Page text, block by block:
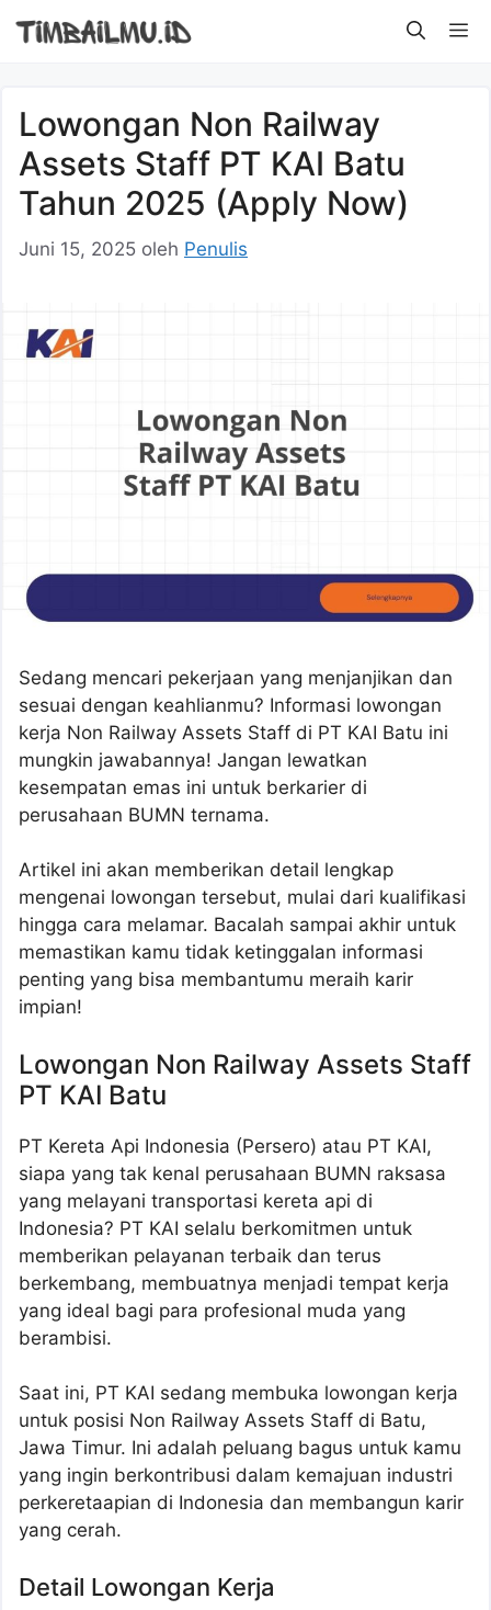
Lowongan Non Railway
Assets Staff PT KAI Batu
Tahun 2025 (Apply Now)
Juni 15, 2025 oleh Penulis
Sedang mencari pekerjaan yang menjanjikan dan
sesuai dengan keahlianmu? Informasi lowongan
kerja Non Railway Assets Staff di PT KAI Batu ini
mungkin jawabannya! Jangan lewatkan
kesempatan emas ini untuk berkarier di
perusahaan BUMN ternama.
Artikel ini akan memberikan detail lengkap
mengenai lowongan tersebut, mulai dari kualifikasi
hingga cara melamar. Bacalah sampai akhir untuk
memastikan kamu tidak ketinggalan informasi
penting yang bisa membantumu meraih karir
impian!
Lowongan Non Railway Assets Staff
PT KAI Batu
PT Kereta Api Indonesia (Persero) atau PT KAI,
siapa yang tak kenal perusahaan BUMN raksasa
yang melayani transportasi kereta api di
Indonesia? PT KAI selalu berkomitmen untuk
memberikan pelayanan terbaik dan terus
berkembang, membuatnya menjadi tempat kerja
yang ideal bagi para profesional muda yang
berambisi.
Saat ini, PT KAI sedang membuka lowongan kerja
untuk posisi Non Railway Assets Staff di Batu,
Jawa Timur. Ini adalah peluang bagus untuk kamu
yang ingin berkontribusi dalam kemajuan industri
perkeretaapian di Indonesia dan membangun karir
yang cerah.
Detail Lowongan Kerja